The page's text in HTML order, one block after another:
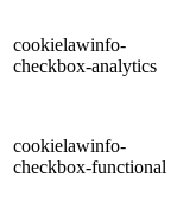
cookielawinfo-
checkbox-analytics
cookielawinfo-
checkbox-functional